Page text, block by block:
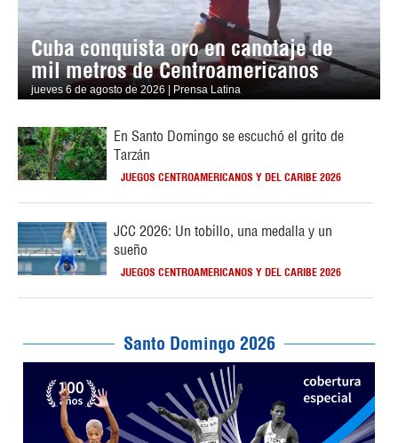
Cuba conquista oro en canotaje de
mil metros de Centroamericanos
jueves 6 de agosto de 2026 | Prensa Latina
En Santo Domingo se escuchó el grito de
Tarzán
JUEGOS CENTROAMERICANOS Y DEL CARIBE 2026
JCC 2026: Un tobillo, una medalla y un
sueño
JUEGOS CENTROAMERICANOS Y DEL CARIBE 2026
Santo Domingo 2026